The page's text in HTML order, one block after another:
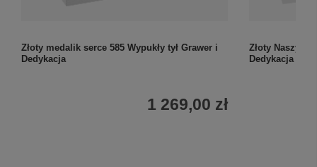
Złoty medalik serce 585 Wypukły tył Grawer i
Dedykacja
1 269,00 zł
Złoty
Dedykacja